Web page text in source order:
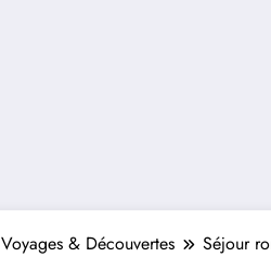
Voyages & Découvertes Séjour